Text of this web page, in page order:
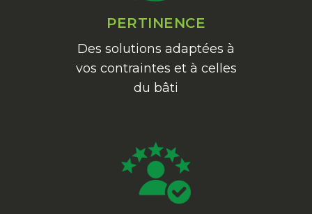
PERTINENCE
Des solutions adaptées à
vos contraintes et à celles
du bâti